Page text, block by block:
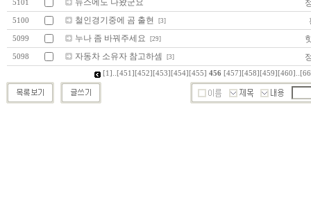
5101
5100 철인경기중에 곰 출현 [3]
5099 누나 좀 바꿔주세요 [29]
5098 자동차 소유자 참고하셈 [3]
[1] [451] [452] [453] [454] [455] 456 [457] [458] [459] [460]